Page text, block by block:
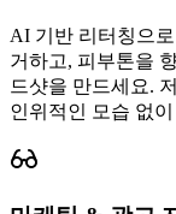
AI 기반 리터칭으
거하고, 피부톤을
드샷을 만드세요.
인위적인 모습 없